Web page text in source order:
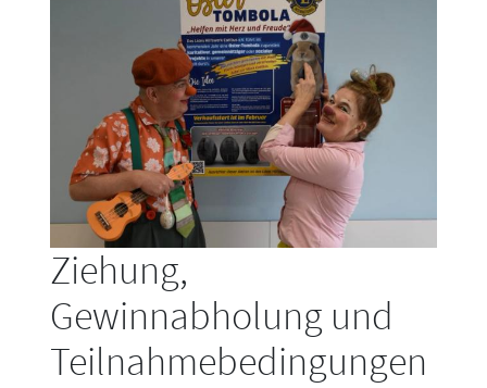
Ziehung,
Gewinnabholung und
Teilnahmebedingungen